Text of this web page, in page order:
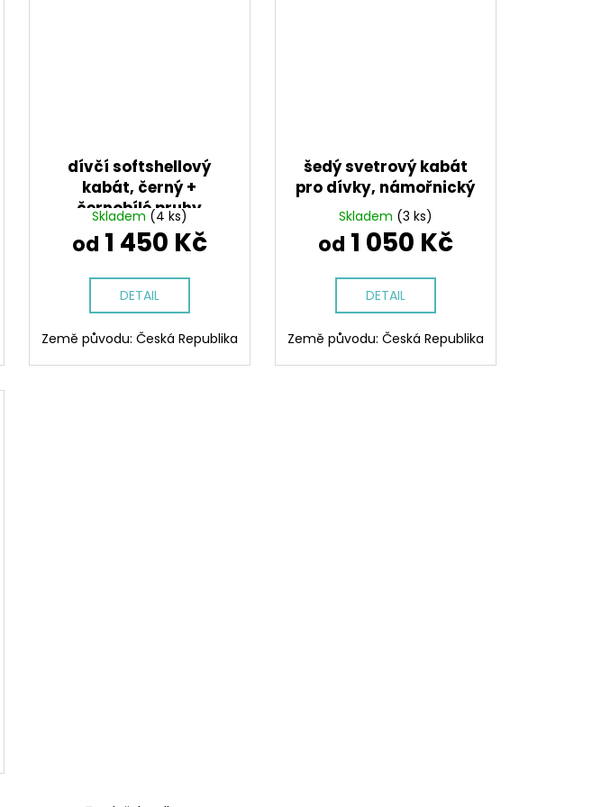
dívčí softshellový
kabát, černý +
černobílé pruhy
Skladem (4 ks)
od 1 450 Kč
DETAIL
Země původu: Česká Republika
šedý svetrový kabát
pro dívky, námořnický
Skladem (3 ks)
od 1 050 Kč
DETAIL
Země původu: Česká Republika